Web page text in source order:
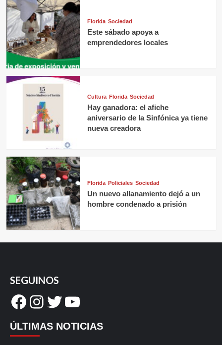
Florida Sociedad
Este sábado apoya a
emprendedores locales
Cultura Florida Sociedad
Hay ganadora: el afiche
aniversario de la Sinfónica ya tiene
nueva creadora
Florida Policiales Sociedad
Un nuevo allanamiento dejó a un
hombre condenado a prisión
SEGUINOS
Facebook
Instagram
Twitter
YouTube
ÚLTIMAS NOTICIAS